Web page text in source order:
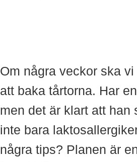
Om några veckor ska
att baka tårtorna. Har
men det är klart att han
inte bara
några tips? Planen är